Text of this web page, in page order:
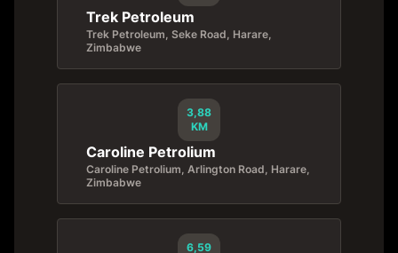
Trek Petroleum
Trek Petroleum, Seke Road, Harare,
Zimbabwe
3,88
KM
Caroline Petrolium
Caroline Petrolium, Arlington Road, Harare,
Zimbabwe
6,59